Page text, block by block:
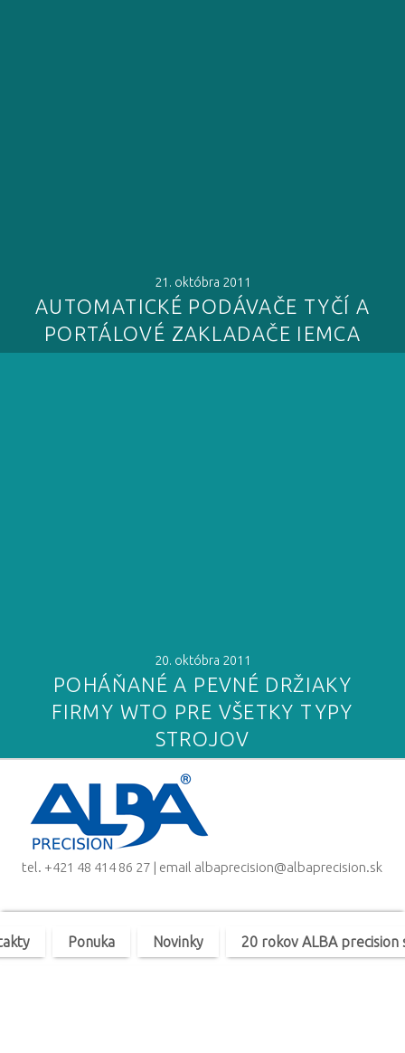
21. októbra 2011
AUTOMATICKÉ PODÁVAČE TYČÍ A
PORTÁLOVÉ ZAKLADAČE IEMCA
20. októbra 2011
POHÁŇANÉ A PEVNÉ DRŽIAKY
FIRMY WTO PRE VŠETKY TYPY
STROJOV
tel. +421 48 414 86 27 | email albaprecision@albaprecision.sk
Ponuka Novinky 20 rokov ALBA precision